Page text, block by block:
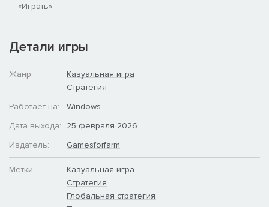
«Играть».
Детали игры
Жанр:
Казуальная игра
Стратегия
Работает на:
Windows
Дата выхода:
25 февраля 2026
Издатель:
Gamesforfarm
Метки:
Казуальная игра
Стратегия
Глобальная стратегия